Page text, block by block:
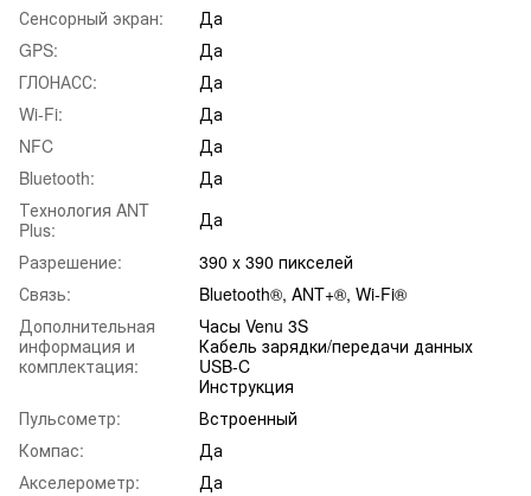
Сенсорный экран:
Да
GPS:
Да
ГЛОНАСС:
Да
Wi-Fi:
Да
NFC
Да
Bluetooth:
Да
Технология ANT
Plus:
Да
Разрешение:
390 x 390 пикселей
Связь:
Bluetooth®, ANT+®, Wi-Fi®
Дополнительная
информация и
комплектация:
Часы Venu 3S
Кабель зарядки/передачи данных
USB-C
Инструкция
Пульсометр:
Встроенный
Компас:
Да
Акселерометр:
Да